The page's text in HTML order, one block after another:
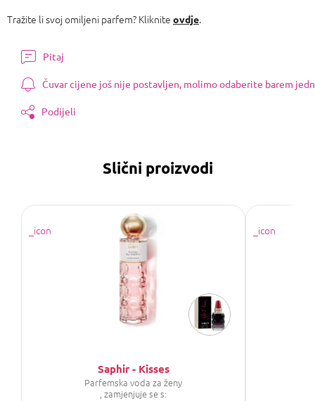
Tražite li svoj omiljeni parfem? Kliknite ovdje.
Pitaj
Čuvar cijene još nije postavljen, molimo odaberite barem
Podijeli
Slični proizvodi
Saphir - Kisses
Parfemska voda za ženy
, zamjenjuje se s: